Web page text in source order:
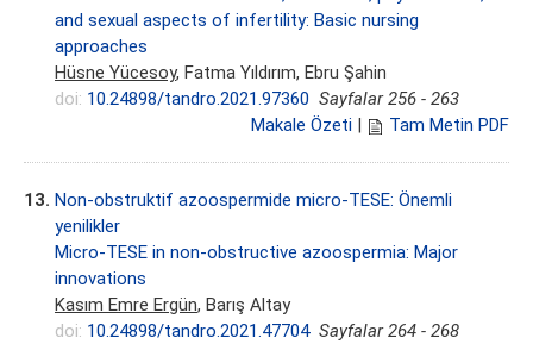
and sexual aspects of infertility: Basic nursing
approaches
Hüsne Yücesoy, Fatma Yıldırım, Ebru Şahin
doi: 10.24898/tandro.2021.97360 Sayfalar 256 - 263
Makale Özeti
Tam Metin PDF
13. Non-obstruktif azoospermide micro-TESE: Önemli
yenilikler
Micro-TESE in non-obstructive azoospermia: Major
innovations
Kasım Emre Ergün, Barış Altay
doi: 10.24898/tandro.2021.47704 Sayfalar 264 - 268